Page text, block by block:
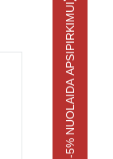
-5% NUOLAIDA APSIPIRKIMUI